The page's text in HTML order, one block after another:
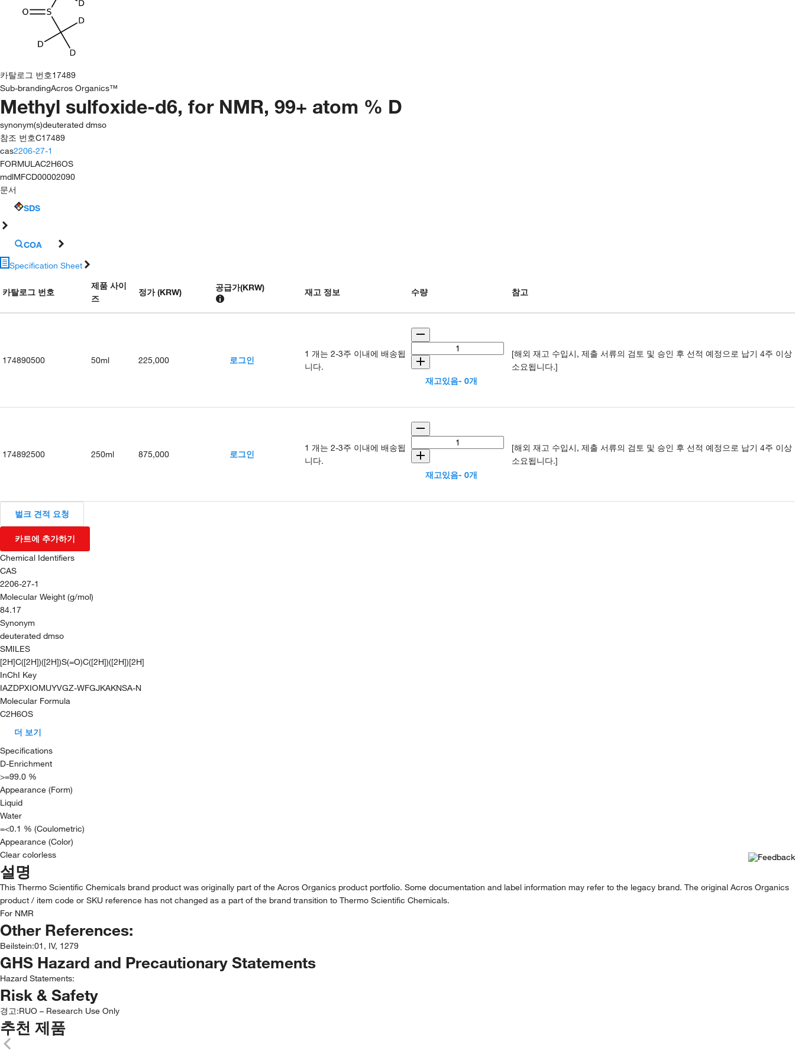
카탈로그 번호17489
Sub-brandingAcros Organics™
Methyl sulfoxide-d6, for NMR, 99+ atom % D
synonym(s)deuterated dmso
참조 번호C17489
cas2206-27-1
FORMULAC2H6OS
mdlMFCD00002090
문서
SDS
COA
Specification Sheet
카탈로그 번호
제품 사이
즈
정가 (KRW) 공급가(KRW) 재고 정보 수량 참고
174890500 50ml 225,000 로그인
1 개는 2-3주 이내에 배송됩
니다.
재고있음- 0개
[해외 재고 수입시, 제출 서류의 검토 및 승인 후 선적 예정으로 납기 4주 이상
소요됩니다.]
174892500 250ml 875,000 로그인
1 개는 2-3주 이내에 배송됩
니다.
재고있음- 0개
[해외 재고 수입시, 제출 서류의 검토 및 승인 후 선적 예정으로 납기 4주 이상
소요됩니다.]
벌크 견적 요청
카트에 추가하기
Chemical Identifiers
CAS
2206-27-1
Molecular Weight (g/mol)
84.17
Synonym
deuterated dmso
SMILES
[2H]C([2H])([2H])S(=O)C([2H])([2H])[2H]
InChI Key
IAZDPXIOMUYVGZ-WFGJKAKNSA-N
Molecular Formula
C2H6OS
더 보기
Specifications
D-Enrichment
>=99.0 %
Appearance (Form)
Liquid
Water
=<0.1 % (Coulometric)
Appearance (Color)
Clear colorless
설명
This Thermo Scientific Chemicals brand product was originally part of the Acros Organics product portfolio. Some documentation and label information may refer to the legacy brand. The original Acros Organics
product / item code or SKU reference has not changed as a part of the brand transition to Thermo Scientific Chemicals.
For NMR
Other References:
Beilstein:01, IV, 1279
GHS Hazard and Precautionary Statements
Hazard Statements:
Risk & Safety
경고:RUO – Research Use Only
추천 제품